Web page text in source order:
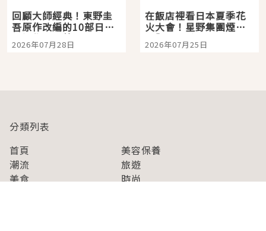
回顧大師經典！東野圭
吾原作改編的10部日本
影視作品推薦
2026年07月28日
在飯店裡看日本夏季花
火大會！星野集團煙火
景觀飯店6選，讓你不用
人擠人悠閒欣賞
2026年07月25日
分類列表
首頁
美容保養
潮流
旅遊
美食
時尚